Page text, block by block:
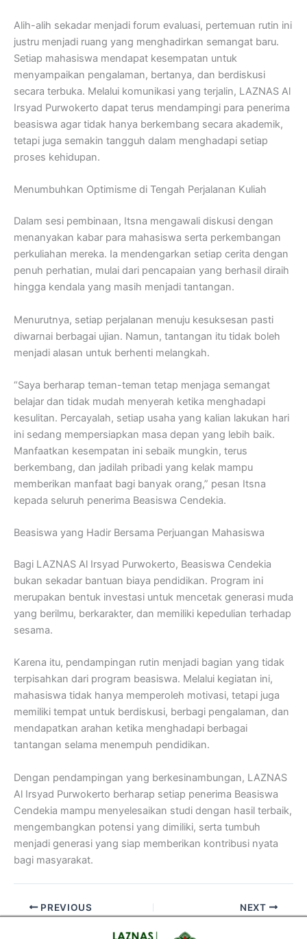
Alih-alih sekadar menjadi forum evaluasi, pertemuan rutin ini
justru menjadi ruang yang menghadirkan semangat baru.
Setiap mahasiswa mendapat kesempatan untuk
menyampaikan pengalaman, bertanya, dan berdiskusi
secara terbuka. Melalui komunikasi yang terjalin, LAZNAS Al
Irsyad Purwokerto dapat terus mendampingi para penerima
beasiswa agar tidak hanya berkembang secara akademik,
tetapi juga semakin tangguh dalam menghadapi setiap
proses kehidupan.
Menumbuhkan Optimisme di Tengah Perjalanan Kuliah
Dalam sesi pembinaan, Itsna mengawali diskusi dengan
menanyakan kabar para mahasiswa serta perkembangan
perkuliahan mereka. Ia mendengarkan setiap cerita dengan
penuh perhatian, mulai dari pencapaian yang berhasil diraih
hingga kendala yang masih menjadi tantangan.
Menurutnya, setiap perjalanan menuju kesuksesan pasti
diwarnai berbagai ujian. Namun, tantangan itu tidak boleh
menjadi alasan untuk berhenti melangkah.
“Saya berharap teman-teman tetap menjaga semangat
belajar dan tidak mudah menyerah ketika menghadapi
kesulitan. Percayalah, setiap usaha yang kalian lakukan hari
ini sedang mempersiapkan masa depan yang lebih baik.
Manfaatkan kesempatan ini sebaik mungkin, terus
berkembang, dan jadilah pribadi yang kelak mampu
memberikan manfaat bagi banyak orang,” pesan Itsna
kepada seluruh penerima Beasiswa Cendekia.
Beasiswa yang Hadir Bersama Perjuangan Mahasiswa
Bagi LAZNAS Al Irsyad Purwokerto, Beasiswa Cendekia
bukan sekadar bantuan biaya pendidikan. Program ini
merupakan bentuk investasi untuk mencetak generasi muda
yang berilmu, berkarakter, dan memiliki kepedulian terhadap
sesama.
Karena itu, pendampingan rutin menjadi bagian yang tidak
terpisahkan dari program beasiswa. Melalui kegiatan ini,
mahasiswa tidak hanya memperoleh motivasi, tetapi juga
memiliki tempat untuk berdiskusi, berbagi pengalaman, dan
mendapatkan arahan ketika menghadapi berbagai
tantangan selama menempuh pendidikan.
Dengan pendampingan yang berkesinambungan, LAZNAS
Al Irsyad Purwokerto berharap setiap penerima Beasiswa
Cendekia mampu menyelesaikan studi dengan hasil terbaik,
mengembangkan potensi yang dimiliki, serta tumbuh
menjadi generasi yang siap memberikan kontribusi nyata
bagi masyarakat.
PREVIOUS NEXT